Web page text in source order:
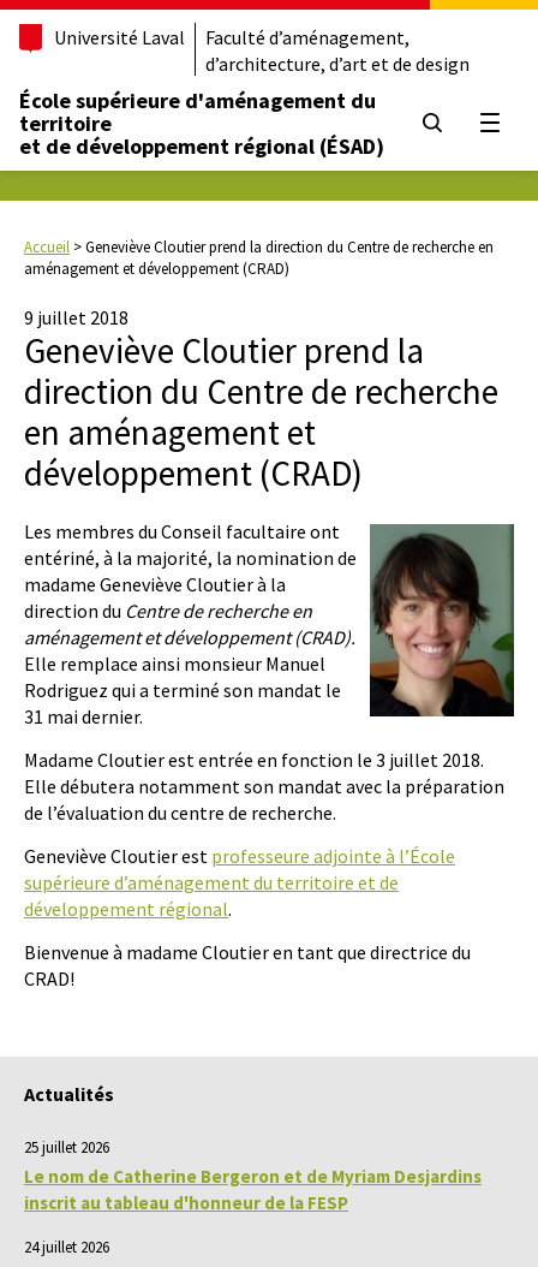
Université Laval
Faculté d’aménagement,
d’architecture, d’art et de design
École supérieure d'aménagement du
territoire
et de développement régional (ÉSAD)
Accueil >Geneviève Cloutier prend la direction du Centre de recherche en
aménagement et développement (CRAD)
9 juillet 2018
Geneviève Cloutier prend la
direction du Centre de recherche
en aménagement et
développement (CRAD)
Les membres du Conseil facultaire ont
entériné, à la majorité, la nomination de
madame Geneviève Cloutier à la
direction du Centre de recherche en
aménagement et développement (CRAD).
Elle remplace ainsi monsieur Manuel
Rodriguez qui a terminé son mandat le
31 mai dernier.
Madame Cloutier est entrée en fonction le 3 juillet 2018.
Elle débutera notamment son mandat avec la préparation
de l’évaluation du centre de recherche.
Geneviève Cloutier est professeure adjointe à l’École
supérieure d’aménagement du territoire et de
développement régional.
Bienvenue à madame Cloutier en tant que directrice du
CRAD!
Actualités
25 juillet 2026
Le nom de Catherine Bergeron et de Myriam Desjardins
inscrit au tableau d'honneur de la FESP
24 juillet 2026